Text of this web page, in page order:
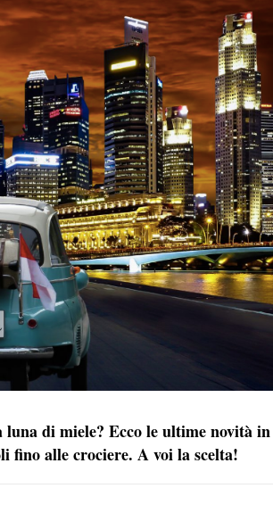
di miele? Ecco le ultime novità
fino alle crociere. A voi la scelta!